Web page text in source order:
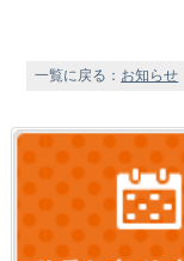
一覧に戻る： お知らせ